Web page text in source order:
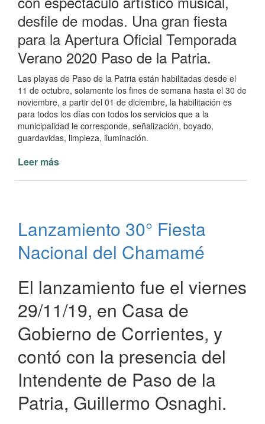
desfile de modas. Una gran fiesta
para la Apertura Oficial Temporada
Verano 2020 Paso de la Patria.
Las playas de Paso de la Patria están habilitadas desde el
11 de octubre, solamente los fines de semana hasta el 30 de
noviembre, a partir del 01 de diciembre, la habilitación es
para todos los días con todos los servicios que a la
municipalidad le corresponde, señalización, boyado,
guardavidas, limpieza, iluminación.
Leer más
2020
Paso
de
Lanzamiento 30° Fiesta
Nacional del Chamamé
El lanzamiento fue el viernes
29/11/19, en Casa de
Gobierno de Corrientes, y
contó con la presencia del
Intendente de Paso de la
Patria, Guillermo Osnaghi.